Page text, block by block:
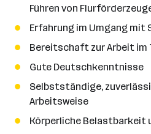
Führen von
Erfahrung im Umgang mit
Bereitschaft zur Arbeit im
Gute Deutschkenntnisse
Selbstständige,
Arbeitsweise
Körperliche Belastbarkeit